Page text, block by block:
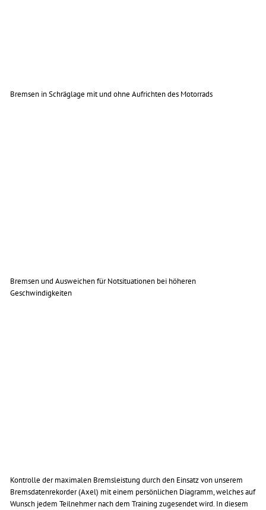
Bremsen in Schräglage mit und ohne Aufrichten des Motorrads
Bremsen und Ausweichen für Notsituationen bei höheren
Geschwindigkeiten
Kontrolle der maximalen Bremsleistung durch den Einsatz von unserem
Bremsdatenrekorder (Axel) mit einem persönlichen Diagramm, welches auf
Wunsch jedem Teilnehmer nach dem Training zugesendet wird. In diesem